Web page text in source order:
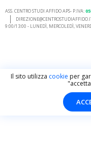
ASS. CENTRO STUDI AFFIDO APS- P.IVA:
9:00/13:00 - LUNEDÌ, MERCOLEDÌ,
Il sito utilizza cookie per